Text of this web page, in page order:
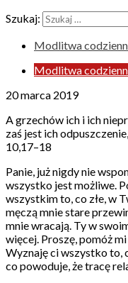
Szukaj:
Modlitwa
Modlitwa
20 marca 2019
A grzechów ich i ich
zaś jest ich
10,17–18
Panie, już nigdy nie
wszystko jest możliwe.
wszystkim to, co złe, w
męczą mnie stare
mnie wracają. Ty w
więcej. Proszę, pomóż
Wyznaję ci wszystko to,
co powoduje, że tracę